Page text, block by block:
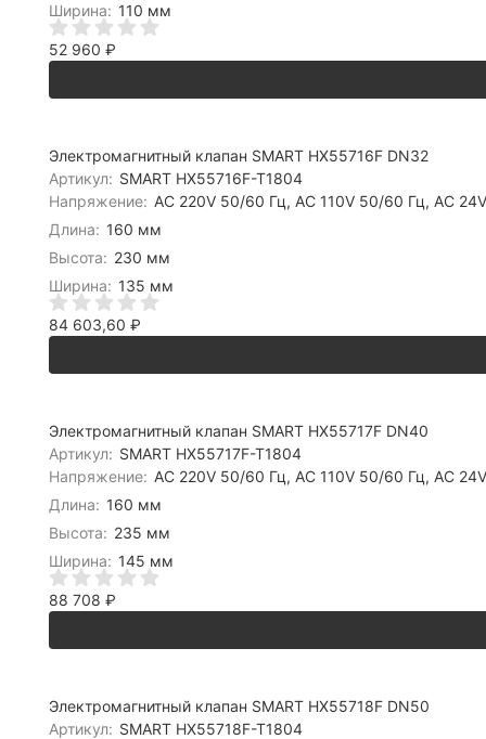
Ширина: 110 мм
52 960 ₽
Электромагнитный клапан SMART HX55716F DN32
Артикул: SMART HX55716F-T1804
Напряжение: AC 220V 50/60 Гц, AC 110V 50/60 Гц, AC
Длина: 160 мм
Высота: 230 мм
Ширина: 135 мм
84 603,60 ₽
Электромагнитный клапан SMART HX55717F DN40
Артикул: SMART HX55717F-T1804
Напряжение: AC 220V 50/60 Гц, AC 110V 50/60 Гц, AC
Длина: 160 мм
Высота: 235 мм
Ширина: 145 мм
88 708 ₽
Электромагнитный клапан SMART HX55718F DN50
Артикул: SMART HX55718F-T1804